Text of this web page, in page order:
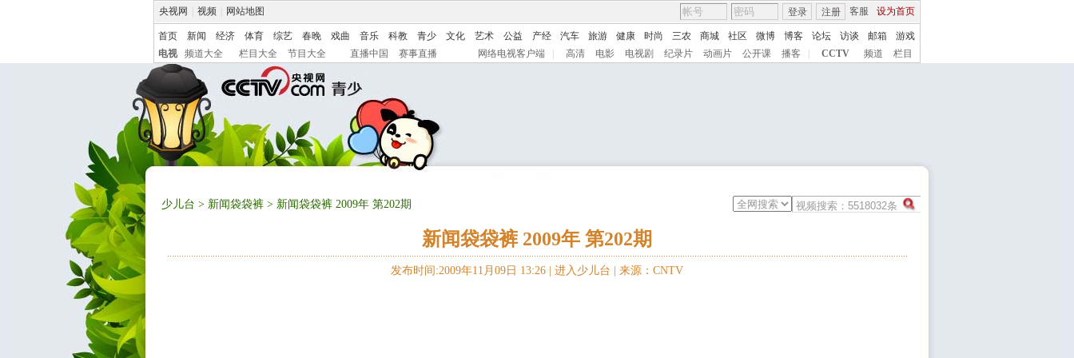
央视网 视频 网站地图 客服 设为首页
登录 注册
首页 新闻 经济 体育 综艺 春晚 戏曲 音乐 科教 青少 文化 艺术 公益 产经 汽车 旅游 健康 时尚 三农 商城 社区 微博 博客 论坛 访谈 邮箱
游戏
电视
频道大全 栏目大全 节目大全 直播中国 赛事直播 网络电视客户端 高清 电影 电视剧 纪录片 动画片 公开课 播客 CCTV 频道 栏目
少儿台 > 新闻袋袋裤 > 新闻袋袋裤 2009年 第202期
新闻袋袋裤 2009年 第202期
发布时间:2009年11月09日 13:26 | 进入少儿台 来源：CNTV